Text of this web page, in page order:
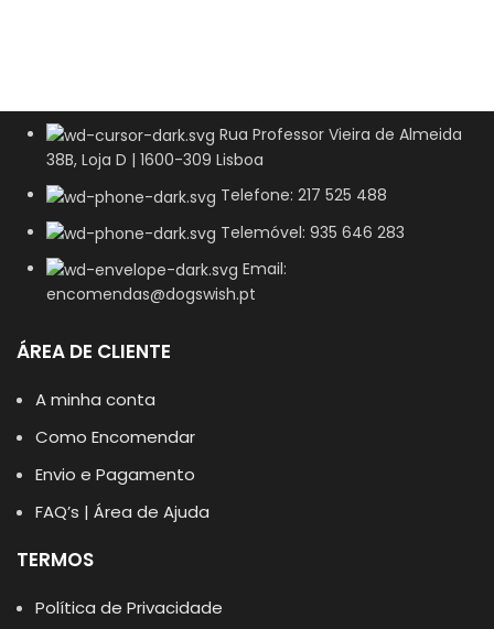
Rua Professor Vieira de Almeida
38B, Loja D | 1600-309 Lisboa
Telefone: 217 525 488
Telemóvel: 935 646 283
Email:
encomendas@dogswish.pt
ÁREA DE CLIENTE
A minha conta
Como Encomendar
Envio e Pagamento
FAQ’s | Área de Ajuda
TERMOS
Política de Privacidade